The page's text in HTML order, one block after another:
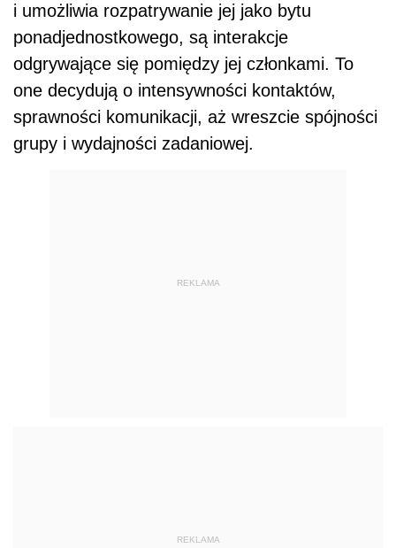
i umożliwia rozpatrywanie jej jako bytu
ponadjednostkowego, są interakcje
odgrywające się pomiędzy jej członkami. To
one decydują o intensywności kontaktów,
sprawności komunikacji, aż wreszcie spójności
grupy i wydajności zadaniowej.
REKLAMA
REKLAMA